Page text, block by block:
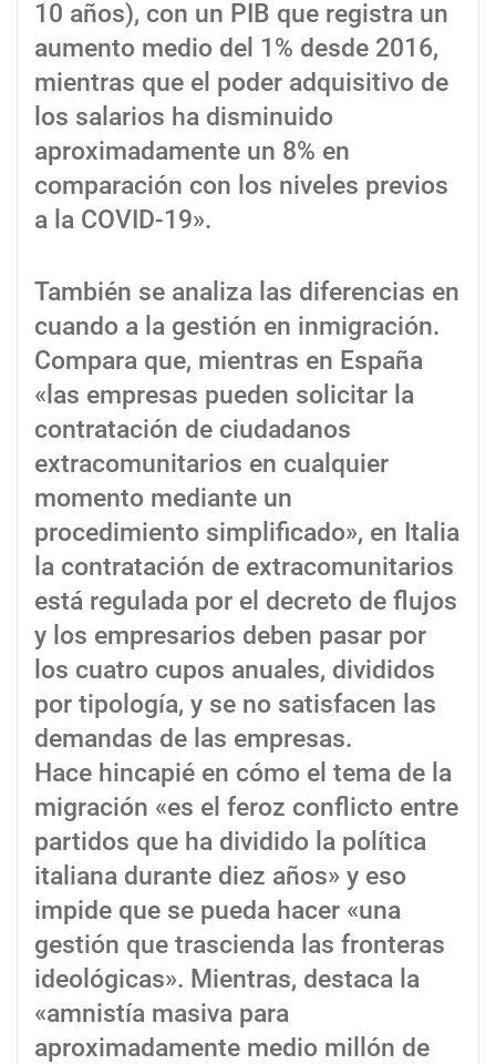
10 años), con un PIB que registra un
aumento medio del 1% desde 2016,
mientras que el poder adquisitivo de
los salarios ha disminuido
aproximadamente un 8% en
comparación con los niveles previos
a la COVID-19».
También se analiza las diferencias en
cuando a la gestión en inmigración.
Compara que, mientras en España
«las empresas pueden solicitar la
contratación de ciudadanos
extracomunitarios en cualquier
momento mediante un
procedimiento simplificado», en Italia
la contratación de extracomunitarios
está regulada por el decreto de flujos
y los empresarios deben pasar por
los cuatro cupos anuales, divididos
por tipología, y se no satisfacen las
demandas de las empresas.
Hace hincapié en cómo el tema de la
migración «es el feroz conflicto entre
partidos que ha dividido la política
italiana durante diez años» y eso
impide que se pueda hacer «una
gestión que trascienda las fronteras
ideológicas». Mientras, destaca la
«amnistía masiva para
aproximadamente medio millón de